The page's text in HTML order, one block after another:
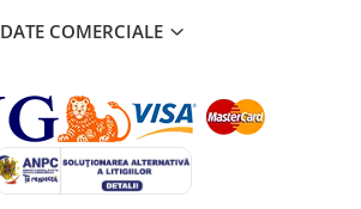
DATE COMERCIALE